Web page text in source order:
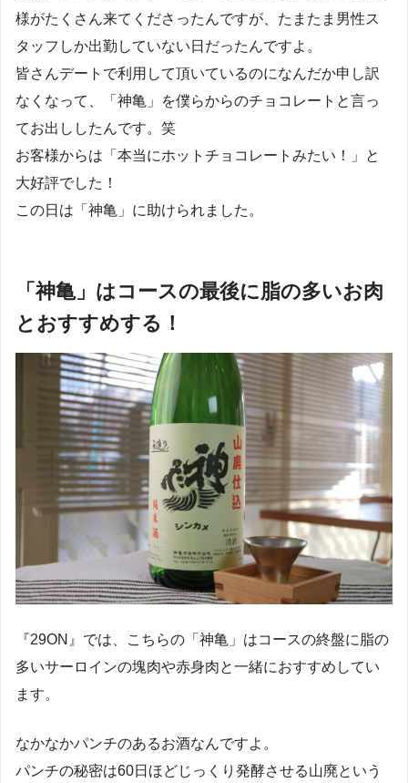
様がたくさん来てくださったんですが、たまたま男性ス
タッフしか出勤していない日だったんですよ。
皆さんデートで利用して頂いているのになんだか申し訳
なくなって、「神亀」を僕らからのチョコレートと言っ
てお出ししたんです。笑
お客様からは「本当にホットチョコレートみたい！」と
大好評でした！
この日は「神亀」に助けられました。
「神亀」はコースの最後に脂の多いお肉
とおすすめする！
『29ON』では、こちらの「神亀」はコースの終盤に脂の
多いサーロインの塊肉や赤身肉と一緒におすすめしてい
ます。
なかなかパンチのあるお酒なんですよ。
パンチの秘密は60日ほどじっくり発酵させる山廃という